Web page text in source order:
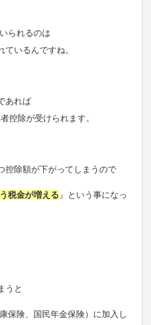
られるのは
いるんですね。
あれば
控除が受けられます。
控除額が下がってしまうので
税金が増える 』という事になっ
うと
保険、国民年金保険）に加入し